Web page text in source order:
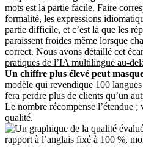
mots est la partie facile. Faire
formalité, les expressions
partie difficile, et c’est là que les
paraissent froides même lorsque
correct. Nous avons détaillé cet
pratiques de l’IA multilingue au-
Un chiffre plus élevé peut
modèle qui revendique 100
fera perdre plus de clients qu’un
Le nombre récompense l’étendue
qualité.